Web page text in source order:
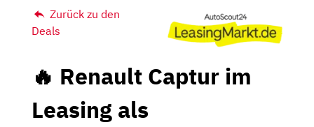
Zurück zu den
Deals
🔥 Renault Captur im
Leasing als